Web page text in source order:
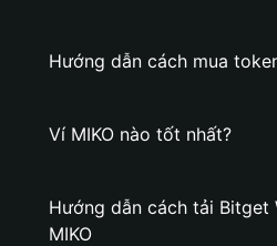
Hướng dẫn cách mua
Ví MIKO nào tốt nhất?
Hướng dẫn cách tải Bitget
MIKO